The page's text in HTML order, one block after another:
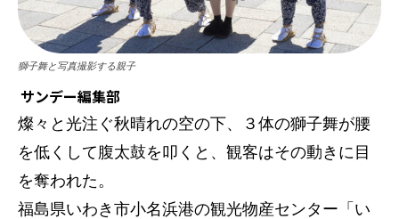
獅子舞と写真撮影する親子
サンデー編集部
燦々と光注ぐ秋晴れの空の下、３体の獅子舞が腰
を低くして腹太鼓を叩くと、観客はその動きに目
を奪われた。
福島県いわき市小名浜港の観光物産センター「い